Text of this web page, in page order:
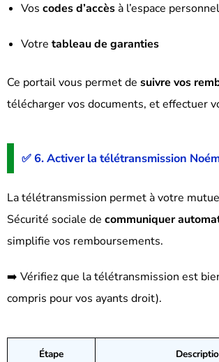
Vos codes d’accèsà l’espace
Votre tableau de garanties
Ce portail vous permet de suivre vos
télécharger vos documents, et effectuer
✅ 6. Activer la télétransmission
La télétransmission permet à votre
Sécurité sociale de communiquer
simplifie vos remboursements.
➡️ Vérifiez que la télétransmission est
compris pour vos ayants droit).
Étape